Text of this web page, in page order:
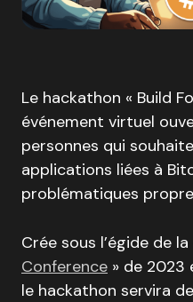
Le hackathon « Build
événement virtuel
personnes qui
applications liées à
problématiques
Crée sous l’égide de la
Conference » de 2023
le hackathon servira